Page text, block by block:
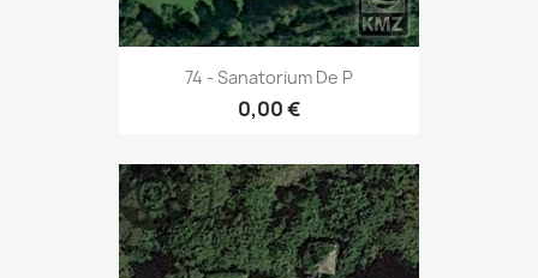
74 - Sanatorium De P
0,00 €